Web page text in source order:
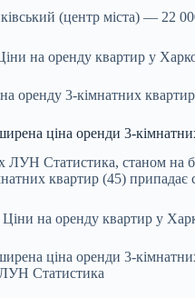
(центр міста) — 22
оренду 3-кімнатних
ціна оренди 3-
ЛУН Статистика, станом на
квартир (45)
ціна оренди 3-
Статистика